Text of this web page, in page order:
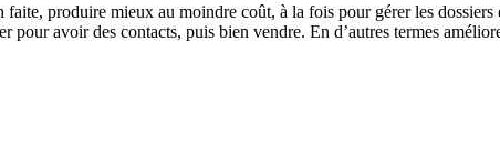
faite, produire mieux au moindre coût, à la fois pour gérer les
avoir des contacts, puis bien vendre. En d’autres termes